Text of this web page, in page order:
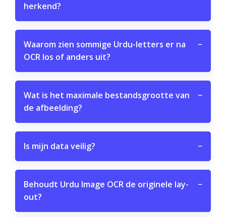
herkend?
Waarom zien sommige Urdu-letters er na
OCR los of anders uit?
−
Wat is het maximale bestandsgrootte van
de afbeelding?
−
Is mijn data veilig? −
Behoudt Urdu Image OCR de originele lay-
out?
−